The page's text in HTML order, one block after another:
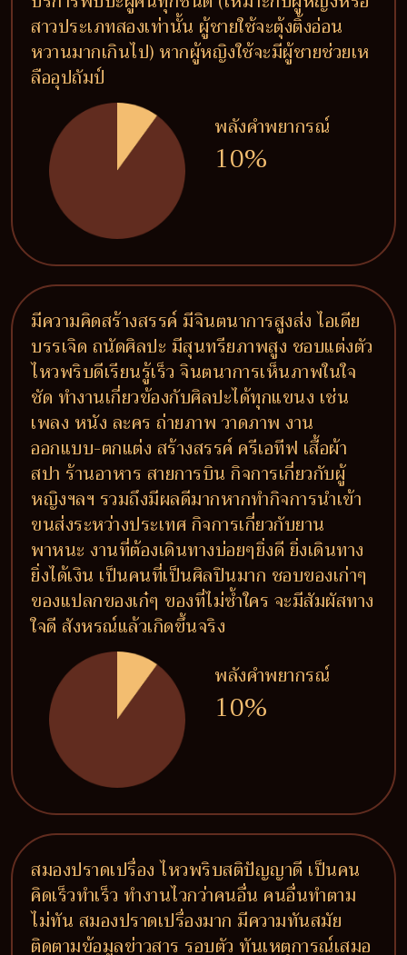
สาวประเภทสองเท่านั้น ผู้ชายใช้จะตุ้งติ้งอ่อน
หวานมากเกินไป) หากผู้หญิงใช้จะมีผู้ชายช่วยเห
ลืออุปถัมป์
พลังคำพยากรณ์
10%
มีความคิดสร้างสรรค์ มีจินตนาการสูงส่ง ไอเดีย
บรรเจิด ถนัดศิลปะ มีสุนทรียภาพสูง ชอบแต่งตัว
ไหวพริบดีเรียนรู้เร็ว จินตนาการเห็นภาพในใจ
ชัด ทำงานเกี่ยวข้องกับศิลปะได้ทุกแขนง เช่น
เพลง หนัง ละคร ถ่ายภาพ วาดภาพ งาน
ออกแบบ-ตกแต่ง สร้างสรรค์ ครีเอทีฟ เสื้อผ้า
สปา ร้านอาหาร สายการบิน กิจการเกี่ยวกับผู้
หญิงฯลฯ รวมถึงมีผลดีมากหากทำกิจการนำเข้า
ขนส่งระหว่างประเทศ กิจการเกี่ยวกับยาน
พาหนะ งานที่ต้องเดินทางบ่อยๆยิ่งดี ยิ่งเดินทาง
ยิ่งได้เงิน เป็นคนที่เป็นศิลปินมาก ชอบของเก่าๆ
ของแปลกของเก๋ๆ ของที่ไม่ซ้ำใคร จะมีสัมผัสทาง
ใจดี สังหรณ์แล้วเกิดขึ้นจริง
พลังคำพยากรณ์
10%
สมองปราดเปรื่อง ไหวพริบสติปัญญาดี เป็นคน
คิดเร็วทำเร็ว ทำงานไวกว่าคนอื่น คนอื่นทำตาม
ไม่ทัน สมองปราดเปรื่องมาก มีความทันสมัย
ติดตามข้อมูลข่าวสาร รอบตัว ทันเหตุการณ์เสมอ